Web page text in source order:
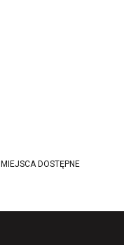
MIEJSCA DOSTĘPNE